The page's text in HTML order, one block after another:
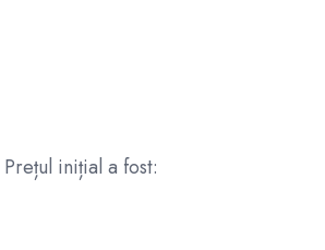
Prețul inițial a fost: